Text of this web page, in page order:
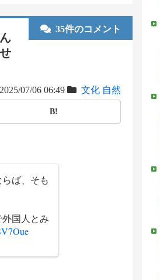
35件のコメント
2025/07/06 06:49 文化 自然
B!
ば、そも
国人とみ